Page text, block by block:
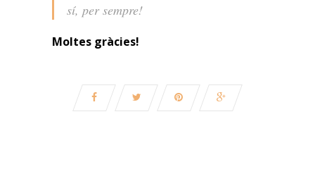
sí, per sempre!
Moltes gràcies!